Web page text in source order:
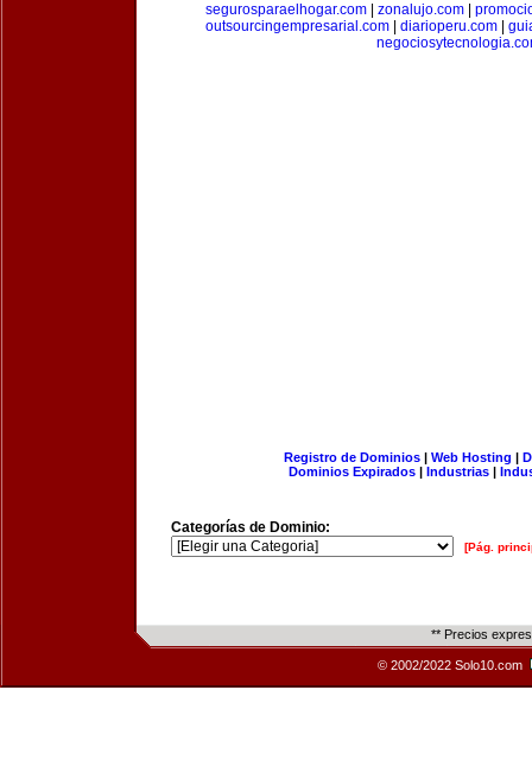
segurosparaelhogar.com| zonalujo.com|
outsourcingempresarial.com| diarioperu.com|
Registro de Dominios| Web Hosting |
Dominios Expirados | Industrias |
Categorías de Dominio:
[Pág.
** Precios
© 2002/2022 Solo10.com